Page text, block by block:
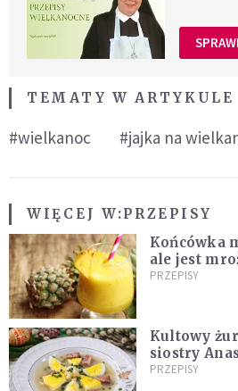
TEMATY W ARTYKULE
#wielkanoc #jajka na
WIĘCEJ W:PRZEPISY
Końcówka
ale jest
ananasowa
PRZEPISY
Kultowy
siostry
moment,
PRZEPISY